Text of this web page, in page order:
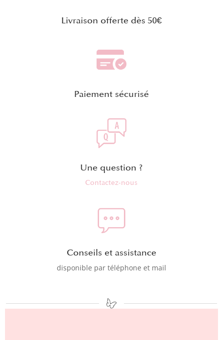
Livraison offerte dès 50€
Paiement sécurisé
Une question ?
Contactez-nous
Conseils et assistance
disponible par téléphone et mail